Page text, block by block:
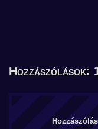
Hozzászólások: